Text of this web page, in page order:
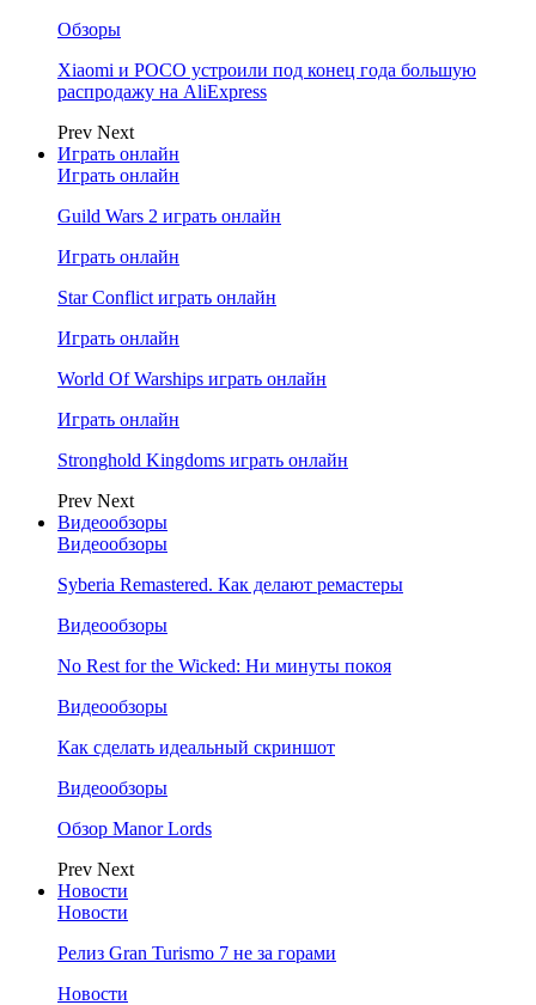
Обзоры
Xiaomi и POCO устроили под конец года большую
распродажу на AliExpress
Prev Next
Играть онлайн
Играть онлайн
Guild Wars 2 играть онлайн
Играть онлайн
Star Conflict играть онлайн
Играть онлайн
World Of Warships играть онлайн
Играть онлайн
Stronghold Kingdoms играть онлайн
Prev Next
Видеообзоры
Видеообзоры
Syberia Remastered. Как делают ремастеры
Видеообзоры
No Rest for the Wicked: Ни минуты покоя
Видеообзоры
Как сделать идеальный скриншот
Видеообзоры
Обзор Manor Lords
Prev Next
Новости
Новости
Релиз Gran Turismo 7 не за горами
Новости